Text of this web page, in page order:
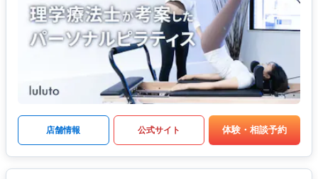
店舗情報 公式サイト 体験・相談予約